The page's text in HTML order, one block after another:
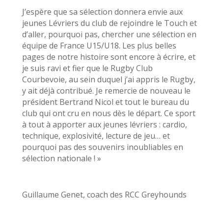
J’espère que sa sélection donnera envie aux
jeunes Lévriers du club de rejoindre le Touch et
d’aller, pourquoi pas, chercher une sélection en
équipe de France U15/U18. Les plus belles
pages de notre histoire sont encore à écrire, et
je suis ravi et fier que le Rugby Club
Courbevoie, au sein duquel j’ai appris le Rugby,
y ait déjà contribué. Je remercie de nouveau le
président Bertrand Nicol et tout le bureau du
club qui ont cru en nous dès le départ. Ce sport
à tout à apporter aux jeunes lévriers : cardio,
technique, explosivité, lecture de jeu… et
pourquoi pas des souvenirs inoubliables en
sélection nationale ! »
Guillaume Genet, coach des RCC Greyhounds